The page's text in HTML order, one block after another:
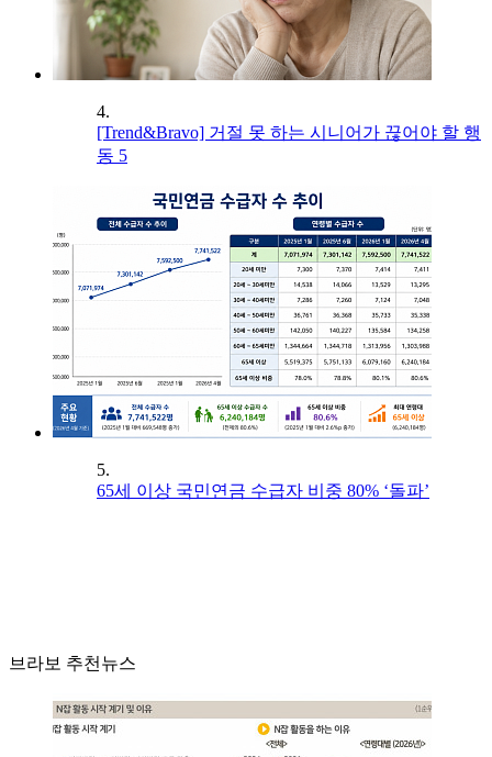
4.
[Trend&Bravo] 거절 못 하는 시니어가 끊어야 할 행
동 5
5.
65세 이상 국민연금 수급자 비중 80% ‘돌파’
브라보 추천뉴스